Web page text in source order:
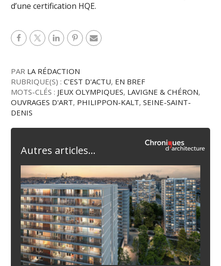
d’une certification HQE.
PAR LA RÉDACTION
RUBRIQUE(S) :C'EST D'ACTU, EN BREF
MOTS-CLÉS : JEUX OLYMPIQUES, LAVIGNE & CHÉRON,
OUVRAGES D'ART, PHILIPPON-KALT,SEINE-SAINT-
DENIS
Autres articles...